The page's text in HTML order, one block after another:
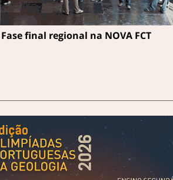
final regional na NOVA FCT